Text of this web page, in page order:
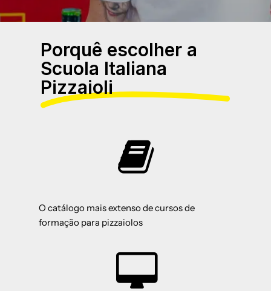
Porquê escolher a
Scuola Italiana
Pizzaioli
O catálogo mais extenso de cursos de
formação para pizzaiolos